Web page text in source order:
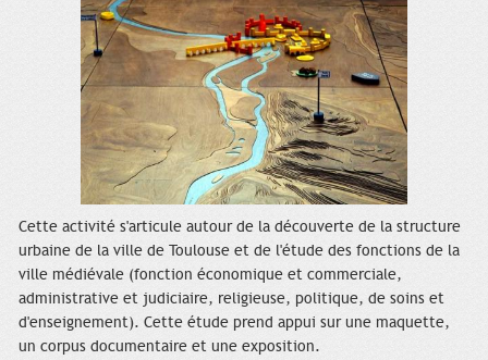
Cette activité s'articule autour de la découverte de la structure
urbaine de la ville de Toulouse et de l'étude des fonctions de la
ville médiévale (fonction économique et commerciale,
administrative et judiciaire, religieuse, politique, de soins et
d'enseignement). Cette étude prend appui sur une maquette,
un corpus documentaire et une exposition.